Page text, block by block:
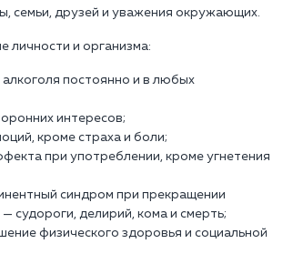
семьи, друзей и уважения окружающих.
личности и организма:
постоянно и в любых
интересов;
кроме страха и боли;
при употреблении, кроме угнетения
синдром при прекращении
судороги, делирий, кома и смерть;
физического здоровья и социальной